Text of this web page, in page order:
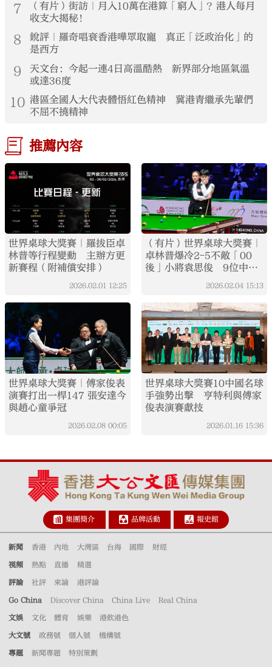
7
（有片）街訪｜月入10萬在港算「窮人」？港人每月
收支大揭秘！
8
銳評｜羅奇唱衰香港嘩眾取寵 真正「泛政治化」的
是西方
9
天文台：今起一連4日高溫酷熱 新界部分地區氣溫
或達36度
10 港區全國人大代表體悟紅色精神 冀港青繼承先輩們
不屈不撓精神
推薦內容
世界桌球大獎賽｜羅拔臣卓
林普等行程變動 主辦方更
新賽程（附補償安排）
2026.02.01 12:25
（有片）世界桌球大獎賽｜
卓林普爆冷2-5不敵「00
後」小將袁思俊 9位中國
2026.02.04 15:13
世界桌球大獎賽｜傅家俊表
演賽打出一桿147 張安達今
與趙心童爭冠
2026.02.08 00:05
世界桌球大獎賽10中國名球
手強勢出擊 亨特利與傅家
俊表演賽獻技
2026.01.16 15:36
集團簡介 品牌活動 報史館
新聞 香港 內地 大灣區 台海 國際 財經
視頻 熱點 直播 精選
評論 社評 來論 港評論
Go China Discover China China Live Real China
文娛 文化 體育 娛樂 港飲港色
大文號 政務號 個人號 機構號
專題 新聞專題 特別策劃